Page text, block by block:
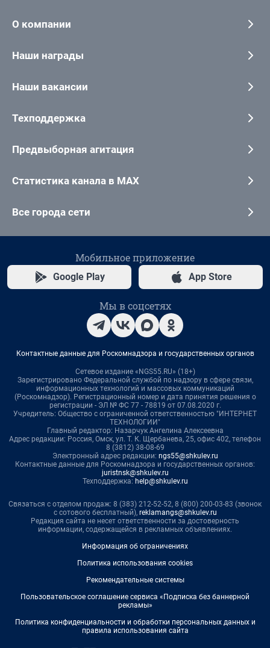
О компании
Наши награды
Наши вакансии
Техподдержка
Предвыборная агитация
Статистика канала в MAX
Все города сети
Мобильное приложение
Google Play App Store
Мы в соцсетях
Контактные данные для Роскомнадзора и государственных органов
Сетевое издание «NGS55.RU» (18+)
Зарегистрировано Федеральной службой по надзору в сфере связи,
информационных технологий и массовых коммуникаций
(Роскомнадзор). Регистрационный номер и дата принятия решения о
регистрации - ЭЛ № ФС 77 - 78819 от 07.08.2020 г.
Учредитель: Общество с ограниченной ответственностью "ИНТЕРНЕТ
ТЕХНОЛОГИИ"
Главный редактор: Назарчук Ангелина Алексеевна
Адрес редакции: Россия, Омск, ул. Т. К. Щербанева, 25, офис 402, телефон
8 (3812) 38-08-69
Электронный адрес редакции: ngs55@shkulev.ru
Контактные данные для Роскомнадзора и государственных органов:
juristnsk@shkulev.ru
Техподдержка: help@shkulev.ru
Связаться с отделом продаж: 8 (383) 212-52-52, 8 (800) 200-03-83 (звонок
с сотового бесплатный), reklamangs@shkulev.ru
Редакция сайта не несет ответственности за достоверность
информации, содержащейся в рекламных объявлениях.
Информация об ограничениях
Политика использования cookies
Рекомендательные системы
Пользовательское соглашение сервиса «Подписка без баннерной
рекламы»
Политика конфиденциальности и обработки персональных данных и
правила использования сайта